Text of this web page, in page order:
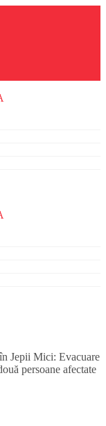
Jepii Mici: Evacuare
persoane afectate